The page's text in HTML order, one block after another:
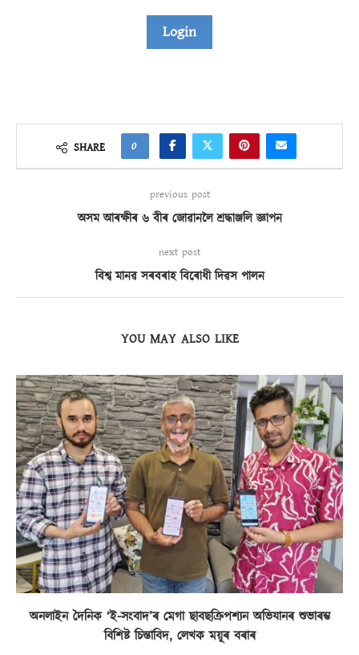
Login
SHARE 0
previous post
অসম আৰক্ষীৰ ৬ বীৰ জোৱানলৈ শ্ৰদ্ধাঞ্জলি জ্ঞাপন
next post
বিশ্ব মানৱ সৰবৰাহ বিৰোধী দিৱস পালন
YOU MAY ALSO LIKE
অনলাইন দৈনিক ‘ই-সংবাদ’ৰ মেগা ছাবছক্ৰিপশ্যন অভিযানৰ শুভাৰম্ভ
বিশিষ্ট চিন্তাবিদ, লেখক ময়ূৰ বৰাৰ